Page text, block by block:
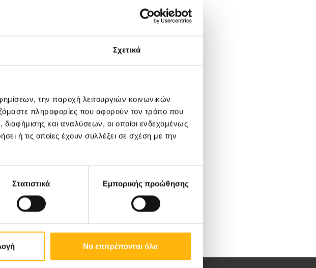
Σχετικά
την παροχή λειτουργιών κοινωνικών
πληροφορίες που αφορούν τον τρόπο που
και αναλύσεων, οι οποίοι ενδεχομένως
ή τις οποίες έχουν συλλέξει σε σχέση με την
Στατιστικά Εμπορικής προώθησης
Να επιτρέπονται όλα